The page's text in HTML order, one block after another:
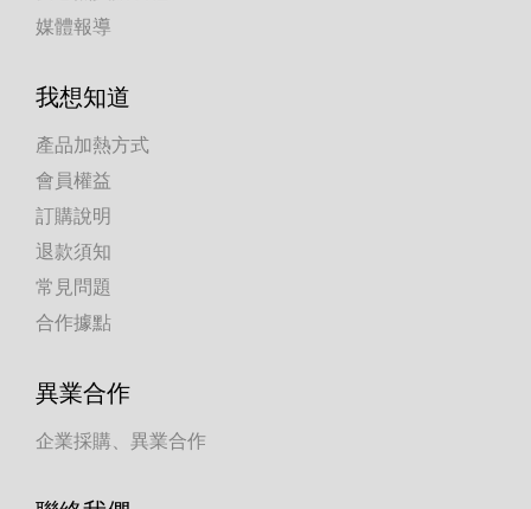
媒體報導
我想知道
產品加熱方式
會員權益
訂購說明
退款須知
常見問題
合作據點
異業合作
企業採購、異業合作